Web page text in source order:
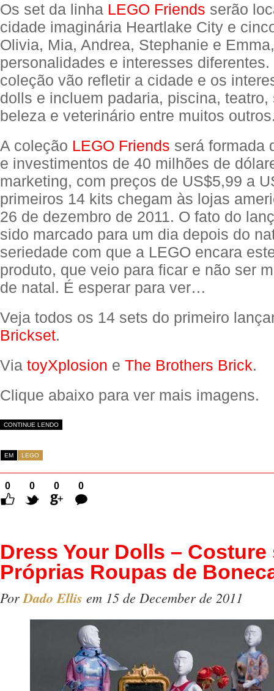
Os set da linha LEGO Friends serão
cidade imaginária Heartlake City e
Olivia, Mia, Andrea, Stephanie e
personalidades e interesses
coleção vão refletir a cidade e os
dolls e incluem padaria, piscina, teatro,
beleza e veterinário entre muitos
A coleção LEGO Friends será formada
e investimentos de 40 milhões de
marketing, com preços de US$5,99 a
primeiros 14 kits chegam às lojas
26 de dezembro de 2011. O fato do
sido marcado para um dia depois do
seriedade com que a LEGO encara
produto, que veio para ficar e não ser
de natal. É esperar para ver…
Veja todos os 14 sets do primeiro
Brickset.
Via toyXplosion e The Brothers Brick.
Clique abaixo para ver mais imagens.
CONTINUE LENDO
EM LEGO
0 0 0
0
Comentários
Dress Your Dolls – Costure
Próprias Roupas de
PorDado Ellis em 15 de December de 2011